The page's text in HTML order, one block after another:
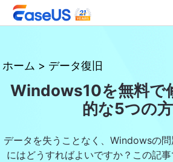
EaseUS
ホーム > データ復旧
Windows10を無料で
的な5つの
データを失うことなく、Windowsの
にはどうすればよいですか？この記